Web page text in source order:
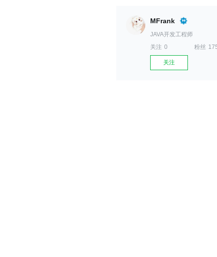
MFrank
JAVA开发工程师
关注 0 粉丝
关注